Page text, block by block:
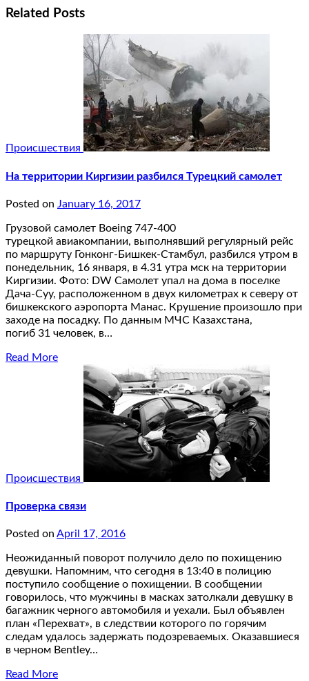
Related Posts
Происшествия
На территории Киргизии разбился Турецкий самолет
Posted on January 16, 2017
Грузовой самолет Boeing 747-400
турецкой авиакомпании, выполнявший регулярный рейс
по маршруту Гонконг-Бишкек-Стамбул, разбился утром в
понедельник, 16 января, в 4.31 утра мск на территории
Киргизии. Фото: DW Самолет упал на дома в поселке
Дача-Суу, расположенном в двух километрах к северу от
бишкекского аэропорта Манас. Крушение произошло при
заходе на посадку. По данным МЧС Казахстана,
погиб 31 человек, в…
Read More
Происшествия
Проверка связи
Posted on April 17, 2016
Неожиданный поворот получило дело по похищению
девушки. Напомним, что сегодня в 13:40 в полицию
поступило сообщение о похищении. В сообщении
говорилось, что мужчины в масках затолкали девушку в
багажник черного автомобиля и уехали. Был объявлен
план «Перехват», в следствии которого по горячим
следам удалось задержать подозреваемых. Оказавшиеся
в черном Bentley…
Read More